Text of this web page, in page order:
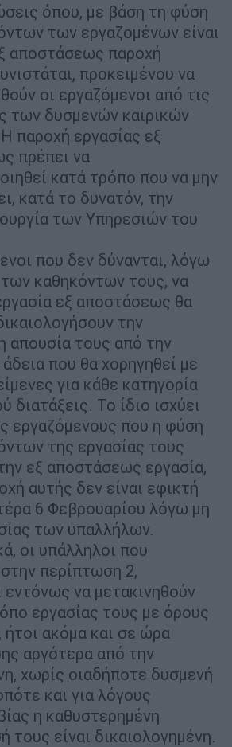
όπου, με βάση τη φύση
των εργαζομένων είναι
αποστάσεως παροχή
προκειμένου να
οι εργαζόμενοι από τις
των δυσμενών καιρικών
παροχή εργασίας εξ
πρέπει να
κατά τρόπο που να μην
κατά το δυνατόν, την
των Υπηρεσιών του
που δεν δύνανται, λόγω
καθηκόντων τους, να
εξ αποστάσεως θα
την
απουσία τους από την
που θα χορηγηθεί με
για κάθε κατηγορία
διατάξεις. Το ίδιο ισχύει
εργαζόμενους που η φύση
της εργασίας τους
εξ αποστάσεως εργασία,
αυτής δεν είναι εφικτή
6 Φεβρουαρίου λόγω μη
των υπαλλήλων.
οι υπάλληλοι που
περίπτωση 2,
εντόνως να μετακινηθούν
εργασίας τους με όρους
ήτοι ακόμα και σε ώρα
αργότερα από την
χωρίς οιαδήποτε δυσμενή
και για λόγους
η καθυστερημένη
τους είναι δικαιολογημένη.